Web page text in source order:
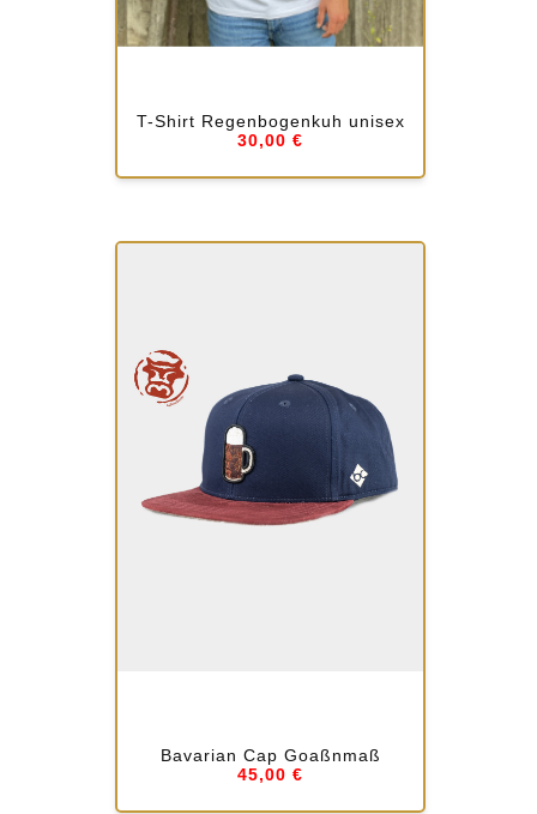
T-Shirt Regenbogenkuh unisex
30,00 €
Bavarian Cap Goaßnmaß
45,00 €